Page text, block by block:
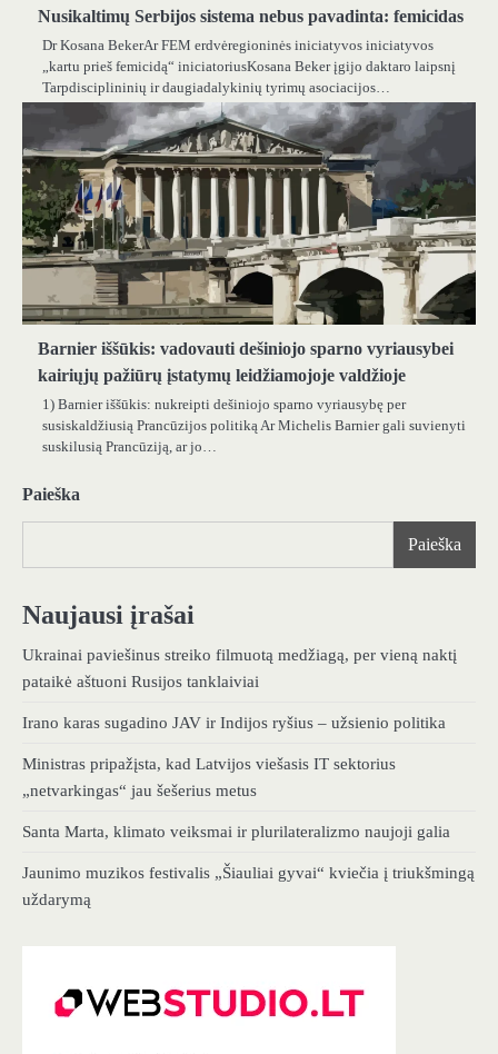
Nusikaltimų Serbijos sistema nebus pavadinta: femicidas
Dr Kosana BekerAr FEM erdvėregioninės iniciatyvos iniciatyvos
„kartu prieš femicidą“ iniciatoriusKosana Beker įgijo daktaro laipsnį
Tarpdisciplininių ir daugiadalykinių tyrimų asociacijos…
Barnier iššūkis: vadovauti dešiniojo sparno vyriausybei
kairiųjų pažiūrų įstatymų leidžiamojoje valdžioje
1) Barnier iššūkis: nukreipti dešiniojo sparno vyriausybę per
susiskaldžiusią Prancūzijos politiką Ar Michelis Barnier gali suvienyti
suskilusią Prancūziją, ar jo…
Paieška
Paieška
Naujausi įrašai
Ukrainai paviešinus streiko filmuotą medžiagą, per vieną naktį
pataikė aštuoni Rusijos tanklaiviai
Irano karas sugadino JAV ir Indijos ryšius – užsienio politika
Ministras pripažįsta, kad Latvijos viešasis IT sektorius
„netvarkingas“ jau šešerius metus
Santa Marta, klimato veiksmai ir plurilateralizmo naujoji galia
Jaunimo muzikos festivalis „Šiauliai gyvai“ kviečia į triukšmingą
uždarymą